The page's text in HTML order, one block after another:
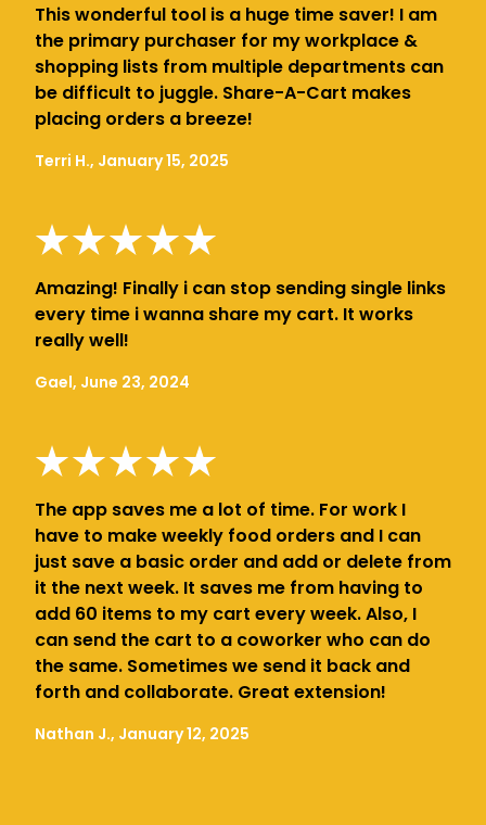
This wonderful tool is a huge time saver! I am
the primary purchaser for my workplace &
shopping lists from multiple departments can
be difficult to juggle. Share-A-Cart makes
placing orders a breeze!
Terri H., January 15, 2025
Amazing! Finally i can stop sending single links
every time i wanna share my cart. It works
really well!
Gael, June 23, 2024
The app saves me a lot of time. For work I
have to make weekly food orders and I can
just save a basic order and add or delete from
it the next week. It saves me from having to
add 60 items to my cart every week. Also, I
can send the cart to a coworker who can do
the same. Sometimes we send it back and
forth and collaborate. Great extension!
Nathan J., January 12, 2025